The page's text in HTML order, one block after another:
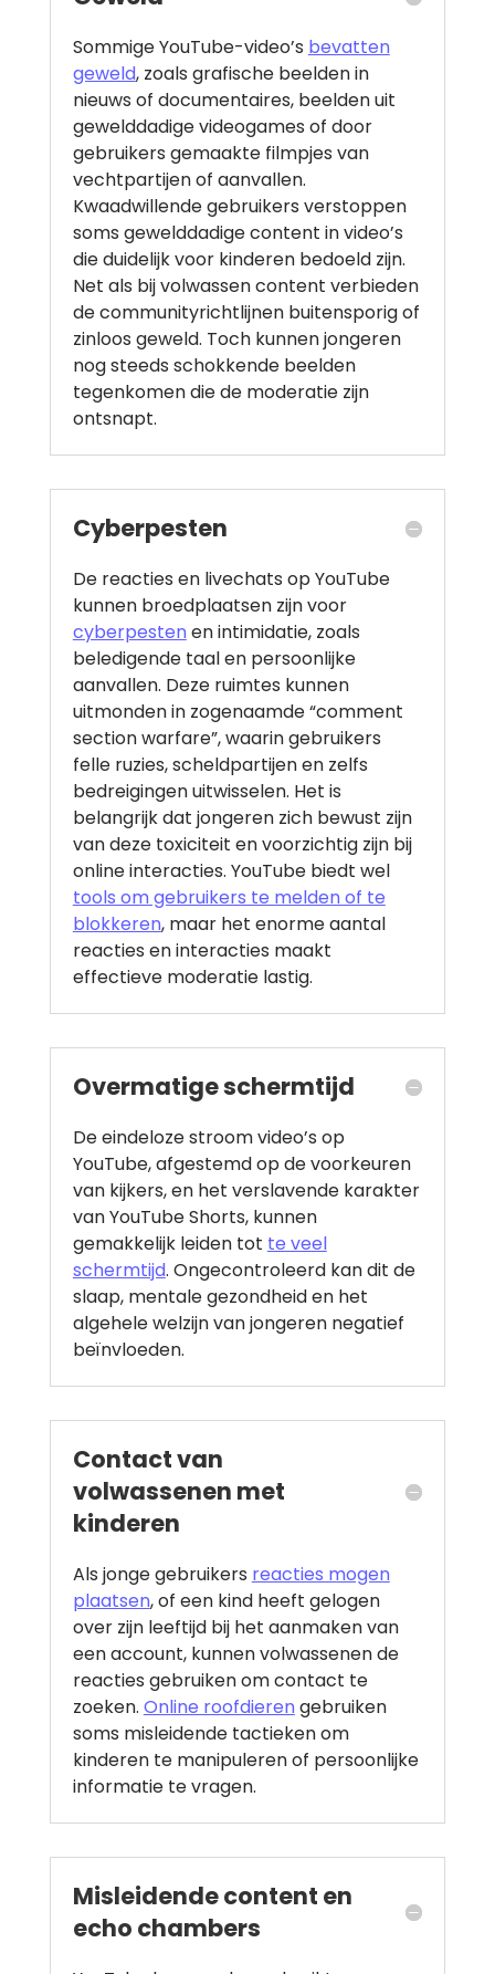
Sommige YouTube-video’s bevatten
geweld, zoals grafische beelden in
nieuws of documentaires, beelden uit
gewelddadige videogames of door
gebruikers gemaakte filmpjes van
vechtpartijen of aanvallen.
Kwaadwillende gebruikers verstoppen
soms gewelddadige content in video’s
die duidelijk voor kinderen bedoeld zijn.
Net als bij volwassen content verbieden
de communityrichtlijnen buitensporig of
zinloos geweld. Toch kunnen jongeren
nog steeds schokkende beelden
tegenkomen die de moderatie zijn
ontsnapt.
Cyberpesten
De reacties en livechats op YouTube
kunnen broedplaatsen zijn voor
cyberpesten en intimidatie, zoals
beledigende taal en persoonlijke
aanvallen. Deze ruimtes kunnen
uitmonden in zogenaamde “comment
section warfare”, waarin gebruikers
felle ruzies, scheldpartijen en zelfs
bedreigingen uitwisselen. Het is
belangrijk dat jongeren zich bewust zijn
van deze toxiciteit en voorzichtig zijn bij
online interacties. YouTube biedt wel
tools om gebruikers te melden of te
blokkeren, maar het enorme aantal
reacties en interacties maakt
effectieve moderatie lastig.
Overmatige schermtijd
De eindeloze stroom video’s op
YouTube, afgestemd op de voorkeuren
van kijkers, en het verslavende karakter
van YouTube Shorts, kunnen
gemakkelijk leiden tot te veel
schermtijd. Ongecontroleerd kan dit de
slaap, mentale gezondheid en het
algehele welzijn van jongeren negatief
beïnvloeden.
Contact van
volwassenen met
kinderen
Als jonge gebruikers reacties mogen
plaatsen, of een kind heeft gelogen
over zijn leeftijd bij het aanmaken van
een account, kunnen volwassenen de
reacties gebruiken om contact te
zoeken. Online roofdieren gebruiken
soms misleidende tactieken om
kinderen te manipuleren of persoonlijke
informatie te vragen.
Misleidende content en
echo chambers